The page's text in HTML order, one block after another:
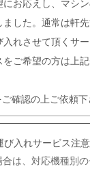
お応えし、マシ
した。通常は軒
れさせて頂くサー
ご希望の方は上
確認の上ご依頼下
び入れサービス注
は、対応機種別